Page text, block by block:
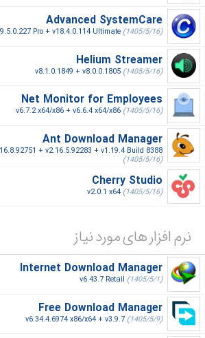
Advanced SystemCare
Pro + v18.4.0.114 Ultimate (1405/5/16)
Helium Streamer
v8.1.0.1849 + v8.0.0.1805 (1405/5/16)
Net Monitor for Employees
v6.7.2 x64/x86 + v6.6.4 x64/x86 (1405/5/16)
Ant Download Manager
+ v2.16.5.92283 + v1.19.4 Build 8388
(1405/5/16)
Cherry Studio
v2.0.1 x64 (1405/5/16)
نرم افزار های مورد نیاز
Internet Download Manager
v6.43.7 Retail (1405/5/1)
Free Download Manager
v6.34.4.6974 x86/x64 + v3.9.7 (1405/5/9)